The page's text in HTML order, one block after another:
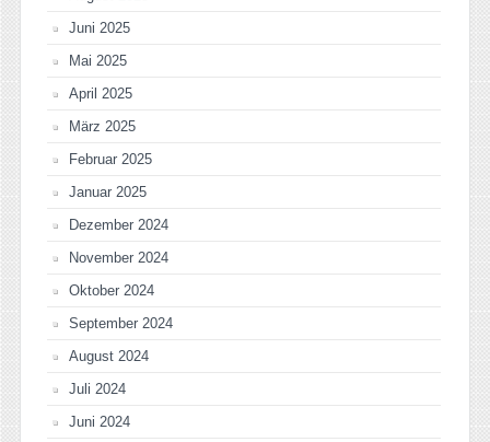
Juni 2025
Mai 2025
April 2025
März 2025
Februar 2025
Januar 2025
Dezember 2024
November 2024
Oktober 2024
September 2024
August 2024
Juli 2024
Juni 2024